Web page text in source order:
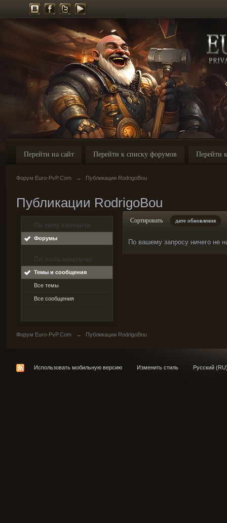
Перейти на сайт Перейти к списку форумов Перейти
Форум Euro-PvP.Com → Публикации RodrigoBou
Публикации RodrigoBou
По типу контента
Форумы
По пользователю
Темы и сообщения
Все темы
Все сообщения
Сортировать дате обновления
По вашему запросу ничего не
Форум Euro-PvP.Com → Публикации RodrigoBou
Использовать мобильную версию Изменить стиль Русский